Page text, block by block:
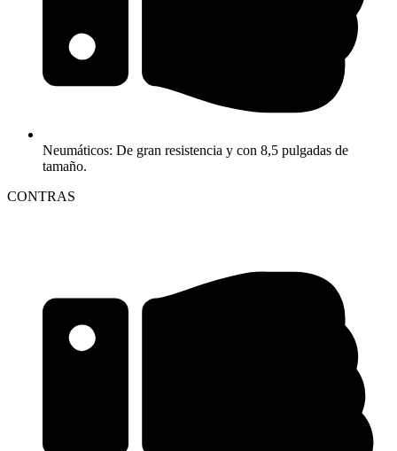
Neumáticos: De gran resistencia y con 8,5 pulgadas de
tamaño.
CONTRAS